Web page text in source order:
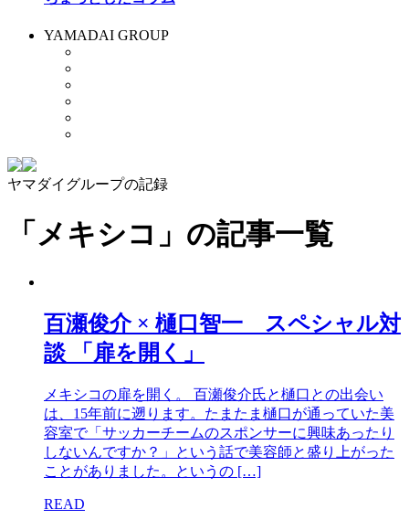
YAMADAI GROUP
ヤマダイグループの記録
「メキシコ」 の記事一覧
百瀬俊介 × 樋口智一 スペシャル対
談 「扉を開く」
メキシコの扉を開く。 百瀬俊介氏と樋口との出会い
は、15年前に遡ります。たまたま樋口が通っていた美
容室で「サッカーチームのスポンサーに興味あったり
しないんですか？」という話で美容師と盛り上がった
ことがありました。というの […]
READ